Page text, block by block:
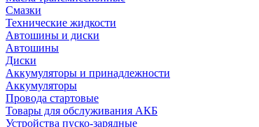
Смазки
Технические жидкости
Автошины и диски
Автошины
Диски
Аккумуляторы и принадлежности
Аккумуляторы
Провода стартовые
Товары для обслуживания АКБ
Устройства пуско-зарядные